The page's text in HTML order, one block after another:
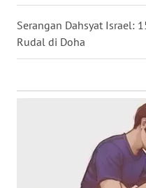
Serangan Dahsyat Israel:
Rudal di Doha
WN
BALI